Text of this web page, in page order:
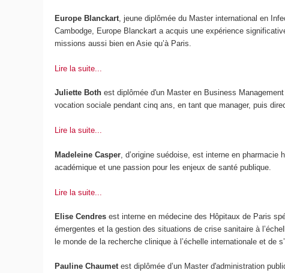
Europe Blanckart , jeune diplômée du Master international en
Cambodge, Europe Blanckart a acquis une expérience
missions aussi bien en Asie qu’à Paris.
Lire la suite...
Juliette Both est diplômée d'un Master en Business
vocation sociale pendant cinq ans, en tant que manager, puis
Lire la suite...
Madeleine Casper , d’origine suédoise, est interne en
académique et une passion pour les enjeux de santé publique.
Lire la suite...
Elise Cendres est interne en médecine des Hôpitaux de Paris
émergentes et la gestion des situations de crise sanitaire à
le monde de la recherche clinique à l’échelle internationale et de
Pauline Chaumet est diplômée d’un Master d'administration